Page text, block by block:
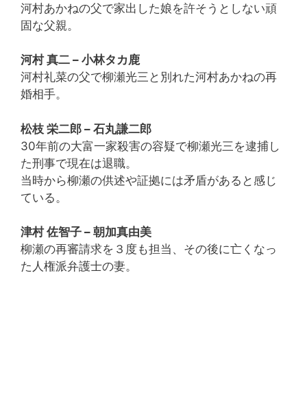
河村あかねの父で家出した娘を許そうとしない頑
固な父親。
河村 真二 – 小林タカ鹿
河村礼菜の父で柳瀬光三と別れた河村あかねの再
婚相手。
松枝 栄二郎 – 石丸謙二郎
30年前の大富一家殺害の容疑で柳瀬光三を逮捕し
た刑事で現在は退職。
当時から柳瀬の供述や証拠には矛盾があると感じ
ている。
津村 佐智子 – 朝加真由美
柳瀬の再審請求を３度も担当、その後に亡くなっ
た人権派弁護士の妻。